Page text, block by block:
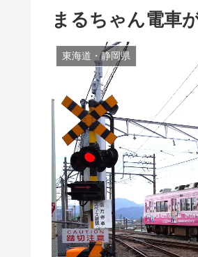
まるちゃん電車
東海道・静岡県